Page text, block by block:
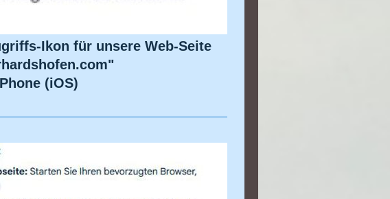
Ikon für unsere Web-Seite
(iOS)